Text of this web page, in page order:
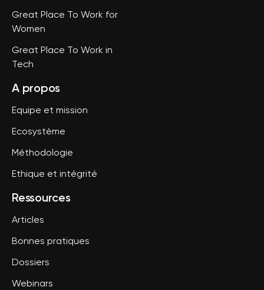
Great Place To Work for
Women
Great Place To Work in
Tech
A propos
Equipe et mission
Ecosystème
Méthodologie
Ethique et intégrité
Ressources
Articles
Bonnes pratiques
Dossiers
Webinars